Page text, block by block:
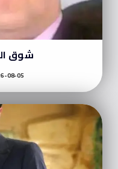
شوق
08-05